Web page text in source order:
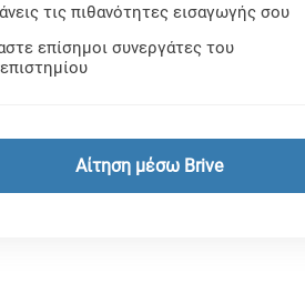
τις πιθανότητες εισαγωγής σου
επίσημοι συνεργάτες του
Αίτηση μέσω Brive